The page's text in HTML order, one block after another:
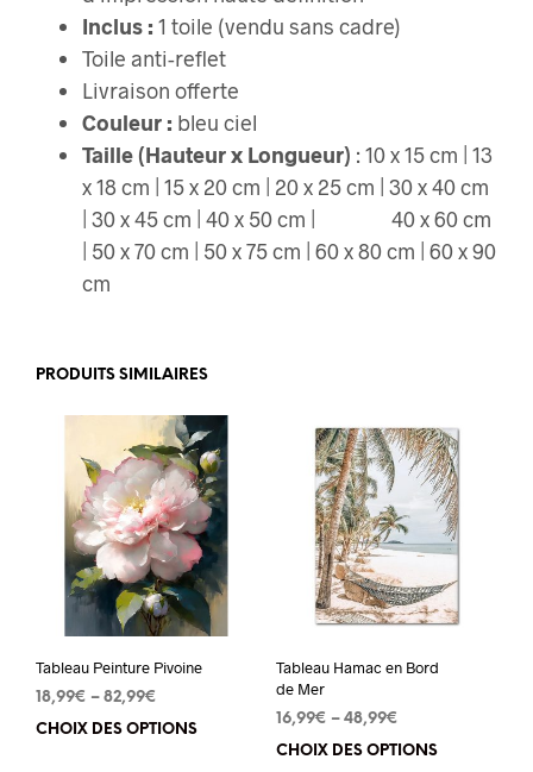
Inclus : 1 toile (vendu sans cadre)
Toile anti-reflet
Livraison offerte
Couleur : bleu ciel
Taille (Hauteur x Longueur) : 10 x 15 cm | 13
x 18 cm | 15 x 20 cm | 20 x 25 cm | 30 x 40 cm
| 30 x 45 cm | 40 x 50 cm | 40 x 60 cm
| 50 x 70 cm | 50 x 75 cm | 60 x 80 cm | 60 x 90
cm
PRODUITS SIMILAIRES
Tableau Peinture Pivoine
18,99€ – 82,99€
CHOIX DES OPTIONS
Tableau Hamac en Bord
de Mer
16,99€ – 48,99€
CHOIX DES OPTIONS